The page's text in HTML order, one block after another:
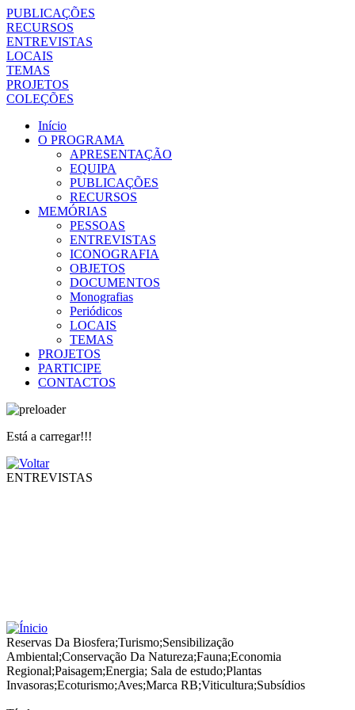
PUBLICAÇÕES
RECURSOS
ENTREVISTAS
LOCAIS
TEMAS
PROJETOS
COLEÇÕES
Início
O PROGRAMA
APRESENTAÇÃO
EQUIPA
PUBLICAÇÕES
RECURSOS
MEMÓRIAS
PESSOAS
ENTREVISTAS
ICONOGRAFIA
OBJETOS
DOCUMENTOS
Monografias
Periódicos
LOCAIS
TEMAS
PROJETOS
PARTICIPE
CONTACTOS
Está a carregar!!!
ENTREVISTAS
Reservas Da Biosfera;Turismo;Sensibilização
Ambiental;Conservação Da Natureza;Fauna;Economia
Regional;Paisagem;Energia; Sala de estudo;Plantas
Invasoras;Ecoturismo;Aves;Marca RB;Viticultura;Subsídios